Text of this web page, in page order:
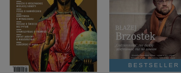
BESTSELLER